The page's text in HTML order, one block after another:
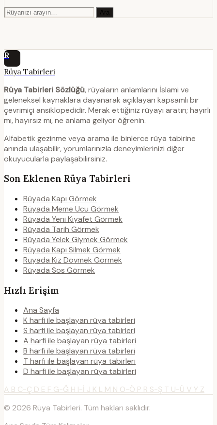
Ara
R
Rüya Tabirleri
Rüya Tabirleri Sözlüğü, rüyaların anlamlarını İslami ve
geleneksel kaynaklara dayanarak açıklayan kapsamlı bir
çevrimiçi ansiklopedidir. Merak ettiğiniz rüyayı aratın; hayırlı
mı, hayırsız mı, ne anlama geliyor öğrenin.
Alfabetik gezinme veya arama ile binlerce rüya tabirine
anında ulaşabilir, yorumlarınızla deneyimlerinizi diğer
okuyucularla paylaşabilirsiniz.
Son Eklenen Rüya Tabirleri
Rüyada Kapı Görmek
Rüyada Meme Ucu Görmek
Rüyada Yeni Kıyafet Görmek
Rüyada Tarih Görmek
Rüyada Yelek Giymek Görmek
Rüyada Kapı Silmek Görmek
Rüyada Kız Dövmek Görmek
Rüyada Sos Görmek
Hızlı Erişim
Ana Sayfa
K harfi ile başlayan rüya tabirleri
S harfi ile başlayan rüya tabirleri
A harfi ile başlayan rüya tabirleri
B harfi ile başlayan rüya tabirleri
T harfi ile başlayan rüya tabirleri
D harfi ile başlayan rüya tabirleri
A B C-Ç D E F G-Ğ H I-İ J K L M N O-Ö P R S-Ş T U-Ü V Y Z
© 2026 Rüya Tabirleri. Tüm hakları saklıdır.